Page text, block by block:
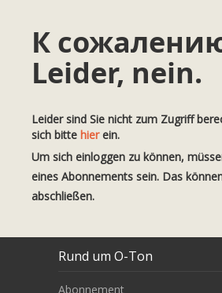
К
Leider, nein.
Leider sind Sie nicht zum Zugriff
sich bitte hierein.
Um sich einloggen zu können,
eines Abonnements sein. Das
abschließen.
Rund um O-Ton
Abonnement